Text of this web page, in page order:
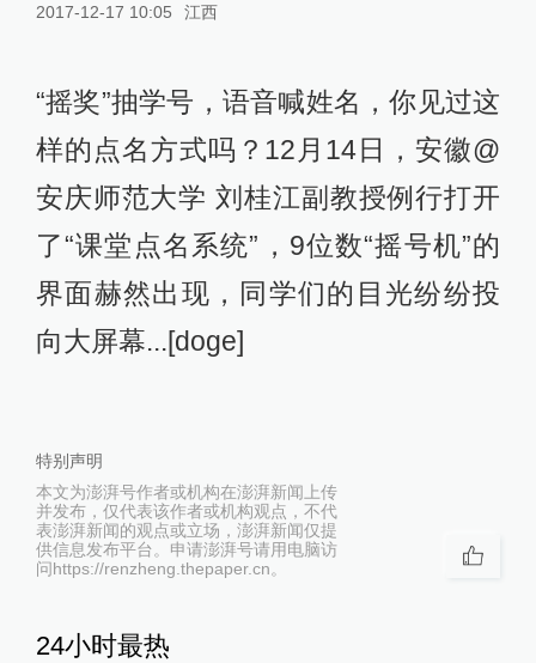
2017-12-17 10:05 江西
“摇奖”抽学号，语音喊姓名，你见过这
样的点名方式吗？12月14日，安徽@
安庆师范大学 刘桂江副教授例行打开
了“课堂点名系统”，9位数“摇号机”的
界面赫然出现，同学们的目光纷纷投
向大屏幕...[doge]
特别声明
本文为澎湃号作者或机构在澎湃新闻上传
并发布，仅代表该作者或机构观点，不代
表澎湃新闻的观点或立场，澎湃新闻仅提
供信息发布平台。申请澎湃号请用电脑访
问https://renzheng.thepaper.cn。
24小时最热